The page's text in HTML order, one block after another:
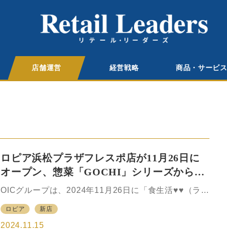
店舗運営 経営戦略 商品・サービス
ロピア浜松プラザフレスポ店が11月26日に
オープン、惣菜「GOCHI」シリーズから大
きな海老のガーリックシュリンプなど展開
OICグループは、2024年11月26日に「食生活♥♥（ラブ
スポ店をオープンすると発表した。静岡県浜松市のシ
ョッピングセンターの浜松プラザフレスポの1階にオー
ロピア 新店
2024.11.15